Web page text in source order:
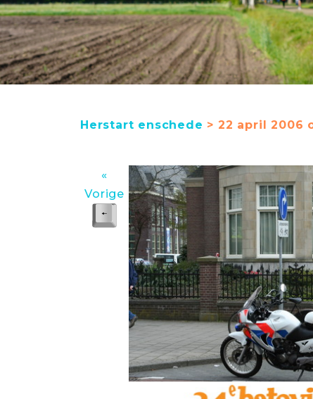
Herstart enschede > 22 april 2006
«
Vorige